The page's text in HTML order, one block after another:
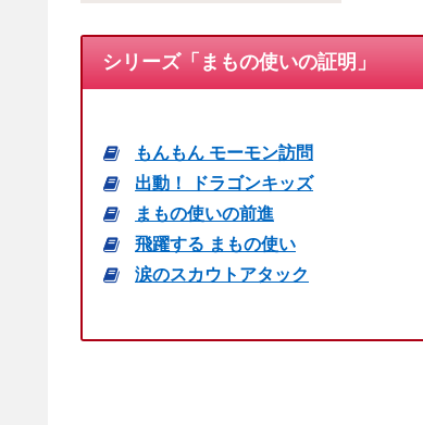
シリーズ「まもの使いの証明」
もんもん モーモン訪問
出動！ ドラゴンキッズ
まもの使いの前進
飛躍する まもの使い
涙のスカウトアタック